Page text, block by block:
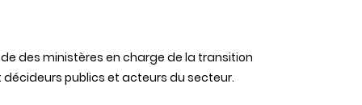
des ministères en charge de la transition
décideurs publics et acteurs du secteur.